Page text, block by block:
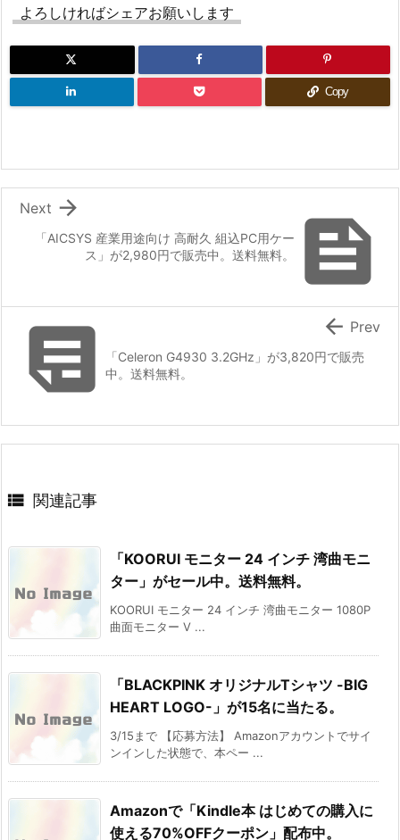
よろしければシェアお願いします
Copy

「AICSYS 産業用途向け 高耐久 組込PC用ケー
ス」が2,980円で販売中。送料無料。

Next
 「Celeron G4930 3.2GHz」が3,820円で販売
中。送料無料。
 Prev
 関連記事
「KOORUI モニター 24 インチ 湾曲モニ
ター」がセール中。送料無料。
KOORUI モニター 24 インチ 湾曲モニター 1080P
曲面モニター V ...
「BLACKPINK オリジナルTシャツ -BIG
HEART LOGO-」が15名に当たる。
3/15まで 【応募方法】 Amazonアカウントでサイ
ンインした状態で、本ペー ...
Amazonで「Kindle本 はじめての購入に
使える70%OFFクーポン」配布中。